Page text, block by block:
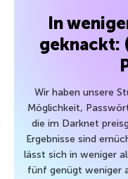
In
geknackt:
Wir haben unsere
Möglichkeit,
die im Darknet
Ergebnisse sind
lässt sich in weniger
fünf genügt weniger